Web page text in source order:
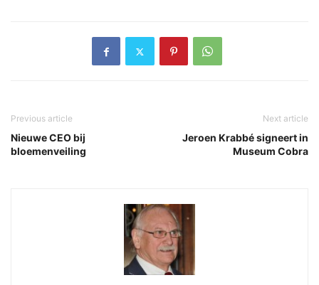
Previous article
Nieuwe CEO bij
bloemenveiling
Next article
Jeroen Krabbé signeert in
Museum Cobra